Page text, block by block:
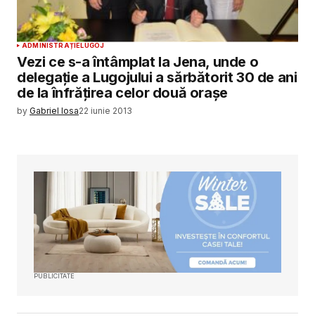
ADMINISTRAȚIELUGOJ
Vezi ce s-a întâmplat la Jena, unde o
delegație a Lugojului a sărbătorit 30 de ani
de la înfrățirea celor două orașe
by Gabriel Iosa22 iunie 2013
PUBLICITATE